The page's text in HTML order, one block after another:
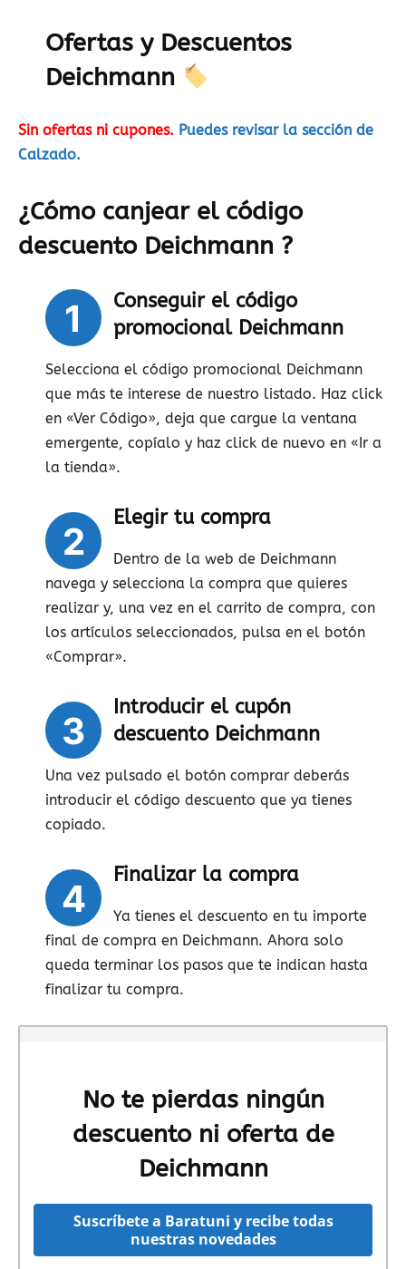
Ofertas y Descuentos
Deichmann
Sin ofertas ni cupones. Puedes revisar la sección de
Calzado.
¿Cómo canjear el código
descuento Deichmann ?
1
Conseguir el código
promocional Deichmann
Selecciona el código promocional Deichmann
que más te interese de nuestro listado. Haz click
en «Ver Código», deja que cargue la ventana
emergente, copíalo y haz click de nuevo en «Ir a
la tienda».
2
Elegir tu compra
Dentro de la web de Deichmann
navega y selecciona la compra que quieres
realizar y, una vez en el carrito de compra, con
los artículos seleccionados, pulsa en el botón
«Comprar».
3
Introducir el cupón
descuento Deichmann
Una vez pulsado el botón comprar deberás
introducir el código descuento que ya tienes
copiado.
4
Finalizar la compra
Ya tienes el descuento en tu importe
final de compra en Deichmann. Ahora solo
queda terminar los pasos que te indican hasta
finalizar tu compra.
No te pierdas ningún
descuento ni oferta de
Deichmann
Suscríbete a Baratuni y recibe todas
nuestras novedades